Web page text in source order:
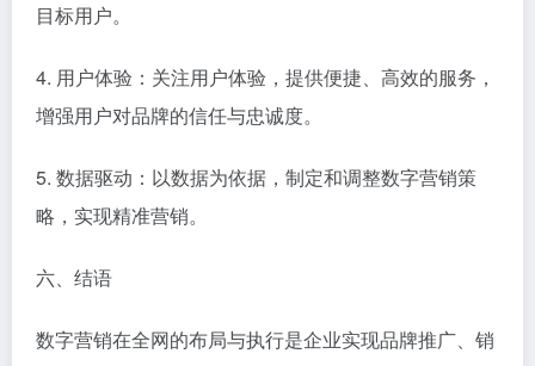
目标用户。
4. 用户体验：关注用户体验，提供便捷、高效的服务，
增强用户对品牌的信任与忠诚度。
5. 数据驱动：以数据为依据，制定和调整数字营销策
略，实现精准营销。
六、结语
数字营销在全网的布局与执行是企业实现品牌推广、销